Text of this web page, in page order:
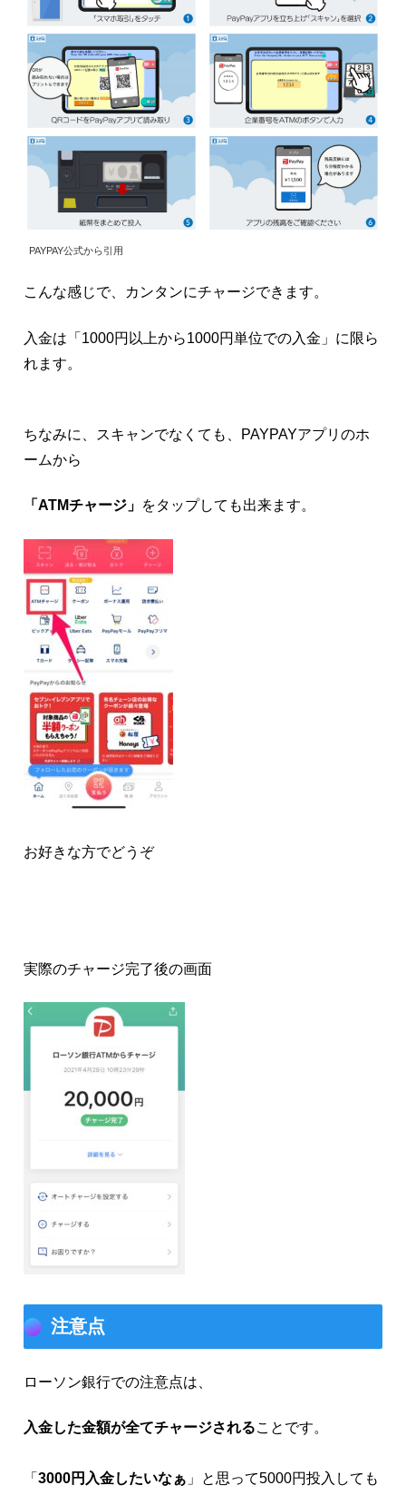
PAYPAY公式から引用
こんな感じで、カンタンにチャージできます。
入金は「1000円以上から1000円単位での入金」に限ら
れます。
ちなみに、スキャンでなくても、PAYPAYアプリのホ
ームから
「ATMチャージ」 をタップしても出来ます。
お好きな方でどうぞ
実際のチャージ完了後の画面
注意点
ローソン銀行での注意点は、
入金した金額が全てチャージされることです。
「 3000円入金したいなぁ 」と思って5000円投入しても